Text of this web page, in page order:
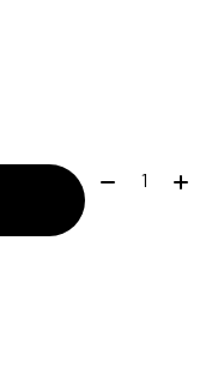
Quantité: